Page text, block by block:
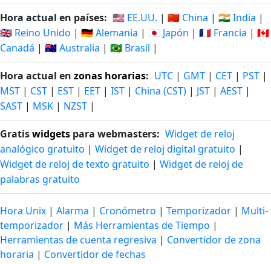
Hora actual en países: 🇺🇸 EE.UU. | 🇨🇳 China | 🇮🇳 India |
🇬🇧 Reino Unido | 🇩🇪 Alemania | 🇯🇵 Japón | 🇫🇷 Francia | 🇨🇦
Canadá | 🇦🇺 Australia | 🇧🇷 Brasil |
Hora actual en zonas horarias: UTC | GMT | CET | PST |
MST | CST | EST | EET | IST | China (CST) | JST | AEST |
SAST | MSK | NZST |
Gratiswidgets para webmasters: Widget de reloj
analógico gratuito | Widget de reloj digital gratuito |
Widget de reloj de texto gratuito | Widget de reloj de
palabras gratuito
Hora Unix | Alarma | Cronómetro | Temporizador | Multi-
temporizador | Más Herramientas de Tiempo |
Herramientas de cuenta regresiva | Convertidor de zona
horaria | Convertidor de fechas